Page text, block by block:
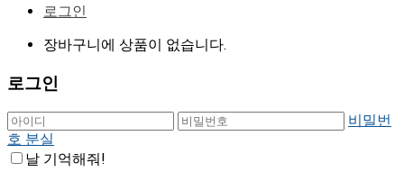
로그인
장바구니에 상품이 없습니다.
로그인
비밀번
호 분실
날 기억해줘!